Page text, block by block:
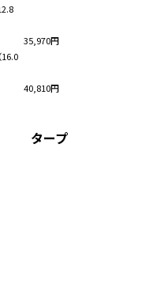
35,970円
40,810円
タープ